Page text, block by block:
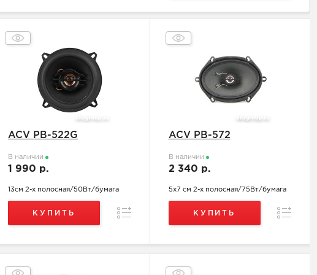
ACV PB-522G
В наличии
1 990 р.
13см 2-х полосная/50Вт/бумага
КУПИТЬ Сравнение
ACV PB-572
В наличии
2 340 р.
5х7 см 2-х полосная/75Вт/бумага
КУПИТЬ